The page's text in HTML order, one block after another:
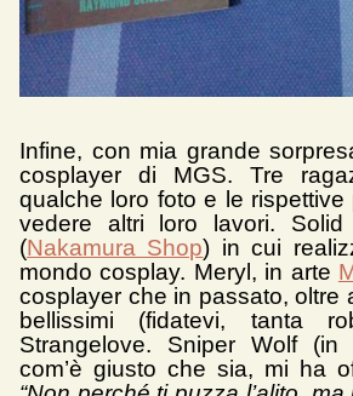
Infine, con mia grande
cosplayer di MGS. Tre
qualche loro foto e le
vedere altri loro lavori.
(Nakamura Shop) in cui
mondo cosplay. Meryl, in arte
cosplayer che in passato, oltre
bellissimi (fidatevi, tanta
Strangelove. Sniper Wolf (in
com’è giusto che sia, mi ha